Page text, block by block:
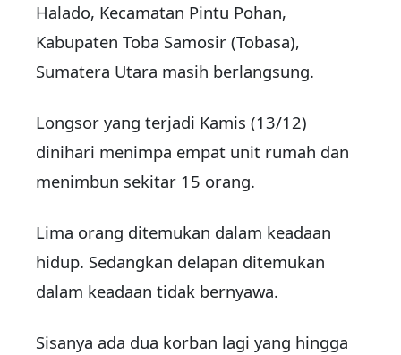
Halado, Kecamatan Pintu Pohan,
Kabupaten Toba Samosir (Tobasa),
Sumatera Utara masih berlangsung.
Longsor yang terjadi Kamis (13/12)
dinihari menimpa empat unit rumah dan
menimbun sekitar 15 orang.
Lima orang ditemukan dalam keadaan
hidup. Sedangkan delapan ditemukan
dalam keadaan tidak bernyawa.
Sisanya ada dua korban lagi yang hingga